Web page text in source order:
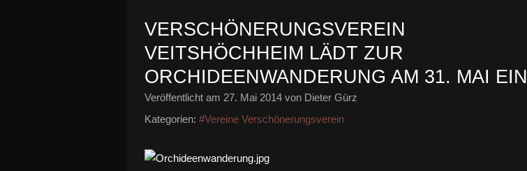
VERSCHÖNERUNGSVEREIN
VEITSHÖCHHEIM LÄDT ZUR
ORCHIDEENWANDERUNG AM 31. MAI EIN
Veröffentlicht am 27. Mai 2014 von Dieter Gürz
Kategorien: #Vereine Verschönerungsverein